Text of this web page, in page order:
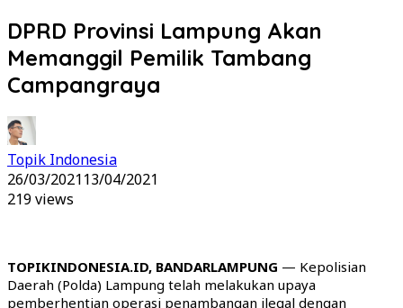
DPRD Provinsi Lampung Akan
Memanggil Pemilik Tambang
Campangraya
Topik Indonesia
26/03/202113/04/2021
219 views
TOPIKINDONESIA.ID, BANDARLAMPUNG — Kepolisian
Daerah (Polda) Lampung telah melakukan upaya
pemberhentian operasi penambangan ilegal dengan